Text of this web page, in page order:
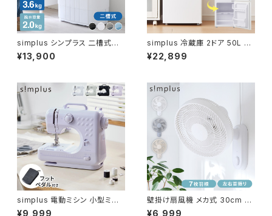
simplus シンプラス 二槽式洗
濯機 脱水付き 小型洗濯機 SP-
NWM01
¥13,900
simplus 冷蔵庫 2ドア 50L コ
ンパクト セカンド冷蔵庫 一人暮
らし オフィス 右開き 新生活 コ
¥22,899
simplus 電動ミシン 小型ミシ
ン 12種類 縫い目 初心者向け
¥9,999
壁掛け扇風機 メカ式 30cm 7
枚羽 扇風機 シンプル 首振り 風
¥6,999